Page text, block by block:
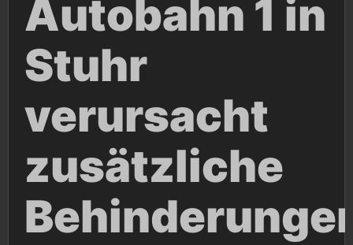
Autobahn 1 in
Stuhr
verursacht
zusätzliche